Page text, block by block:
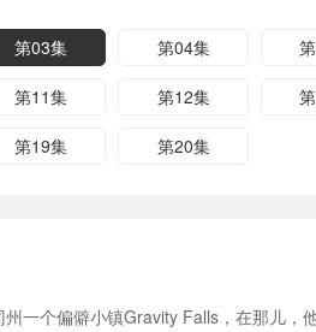
第03集 第04集
第11集 第12集
第19集 第20集
一个偏僻小镇Gravity Falls，在那儿，